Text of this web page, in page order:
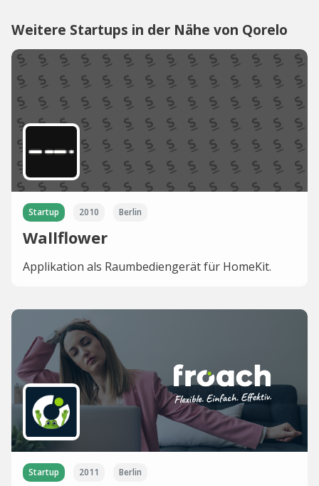
Weitere Startups in der Nähe von Qorelo
Startup 2010 Berlin
Wallflower
Applikation als Raumbediengerät für HomeKit.
Startup 2011 Berlin